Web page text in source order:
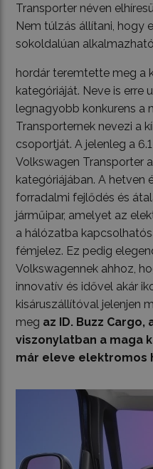
Transporter néven
Nem túlzás állítani, hogy
sokoldalúan
hordár teremtette meg a
kategóriáját. Neve is erre
legnagyobb konkurens a
Transporternek nevezi a
csoportját. A jelenleg a
Volkswagen Transporter
kategóriájában. A hetven
forradalmi fejlődés és
járműipar, amelyet az
a hálózatba
fémjelez. Ez pedig
Volkswagennek ahhoz,
innovatív és idővel akár
kisáruszállítóval jelenjen
meg az ID. Buzz
viszonylatban a maga
már eleve elektromos